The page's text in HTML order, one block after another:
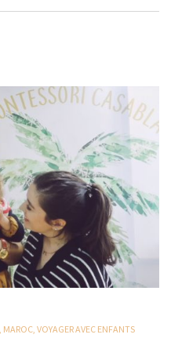
MAROC VOYAGER AVEC ENFANTS